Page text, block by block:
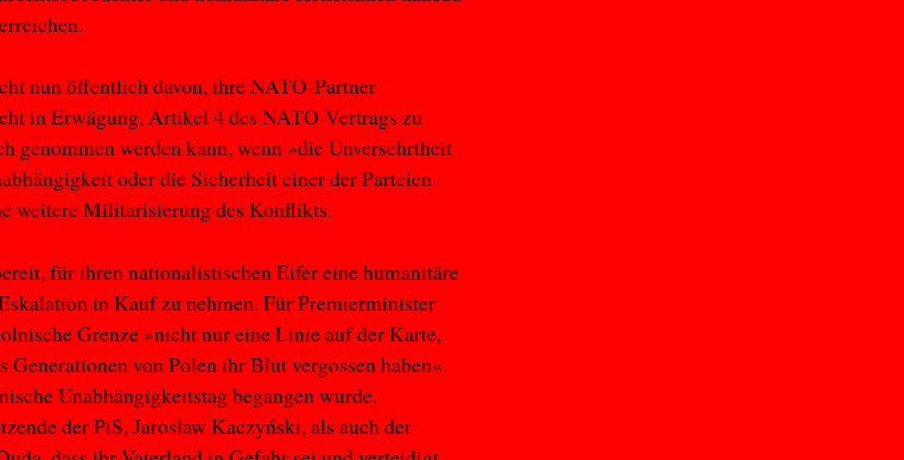
nun öffentlich davon, ihre NATO-Partner
in Erwägung, Artikel 4 des NATO-Vertrags zu
genommen werden kann, wenn »die Unversehrtheit
oder die Sicherheit einer der Parteien
weitere Militarisierung des Konflikts.
für ihren nationalistischen Eifer eine humanitäre
in Kauf zu nehmen. Für Premierminister
Grenze »nicht nur eine Linie auf der Karte,
von Polen ihr Blut vergossen haben«.
Unabhängigkeitstag begangen wurde,
der PiS, Jarosław Kaczyński, als auch der